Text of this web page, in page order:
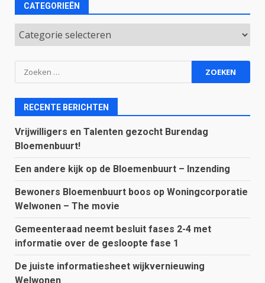
CATEGORIEËN
Categorieën
Zoeken
naar:
RECENTE BERICHTEN
Vrijwilligers en Talenten gezocht Burendag
Bloemenbuurt!
Een andere kijk op de Bloemenbuurt – Inzending
Bewoners Bloemenbuurt boos op Woningcorporatie
Welwonen – The movie
Gemeenteraad neemt besluit fases 2-4 met
informatie over de gesloopte fase 1
De juiste informatiesheet wijkvernieuwing
Welwonen